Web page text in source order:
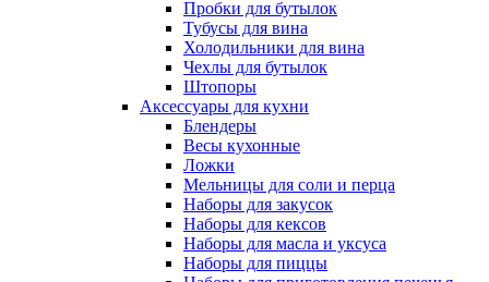
Пробки для бутылок
Тубусы для вина
Холодильники для вина
Чехлы для бутылок
Штопоры
Аксессуары для кухни
Блендеры
Весы кухонные
Ложки
Мельницы для соли и перца
Наборы для закусок
Наборы для кексов
Наборы для масла и уксуса
Наборы для пиццы